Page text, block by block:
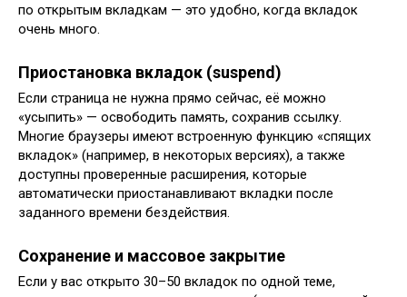
по открытым вкладкам — это удобно, когда вкладок
очень много.
Приостановка вкладок (suspend)
Если страница не нужна прямо сейчас, её можно
«усыпить» — освободить память, сохранив ссылку.
Многие браузеры имеют встроенную функцию «спящих
вкладок» (например, в некоторых версиях), а также
доступны проверенные расширения, которые
автоматически приостанавливают вкладки после
заданного времени бездействия.
Сохранение и массовое закрытие
Если у вас открыто 30–50 вкладок по одной теме,